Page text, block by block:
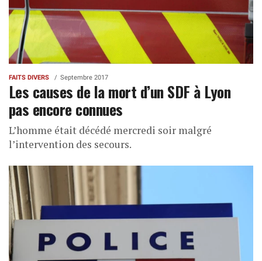
FAITS DIVERS Septembre 2017
Les causes de la mort d’un SDF à Lyon
pas encore connues
L’homme était décédé mercredi soir malgré
l’intervention des secours.